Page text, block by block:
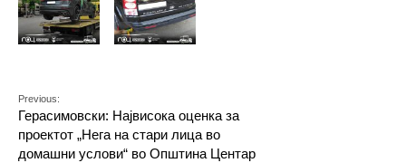
Previous:
Герасимовски: Највисока оценка за
проектот „Нега на стари лица во
домашни услови“ во Општина Центар